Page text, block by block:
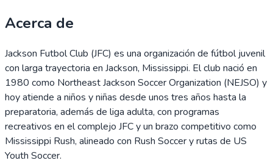
Acerca de
Jackson Futbol Club (JFC) es una organización de fútbol juvenil
con larga trayectoria en Jackson, Mississippi. El club nació en
1980 como Northeast Jackson Soccer Organization (NEJSO) y
hoy atiende a niños y niñas desde unos tres años hasta la
preparatoria, además de liga adulta, con programas
recreativos en el complejo JFC y un brazo competitivo como
Mississippi Rush, alineado con Rush Soccer y rutas de US
Youth Soccer.